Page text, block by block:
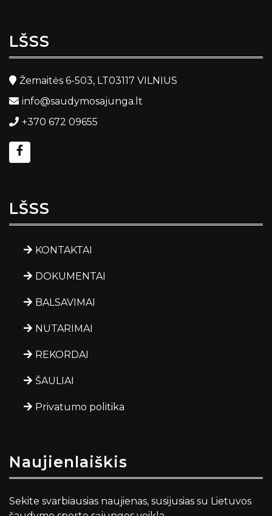
LŠSS
Žemaitės 6-503, LT03117 VILNIUS
info@saudymosajunga.lt
+370 672 09655
LŠSS
KONTAKTAI
DOKUMENTAI
BALSAVIMAI
NUTARIMAI
REKORDAI
ŠAULIAI
Privatumo politika
Naujienlaiškis
Sekite svarbiausias naujienas, susijusias su Lietuvos